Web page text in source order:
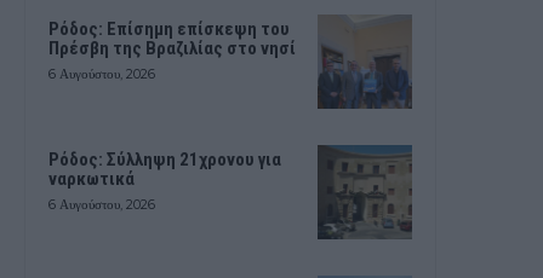
Ρόδος: Επίσημη επίσκεψη του
Πρέσβη της Βραζιλίας στο νησί
6 Αυγούστου, 2026
Ρόδος: Σύλληψη 21χρονου για
ναρκωτικά
6 Αυγούστου, 2026